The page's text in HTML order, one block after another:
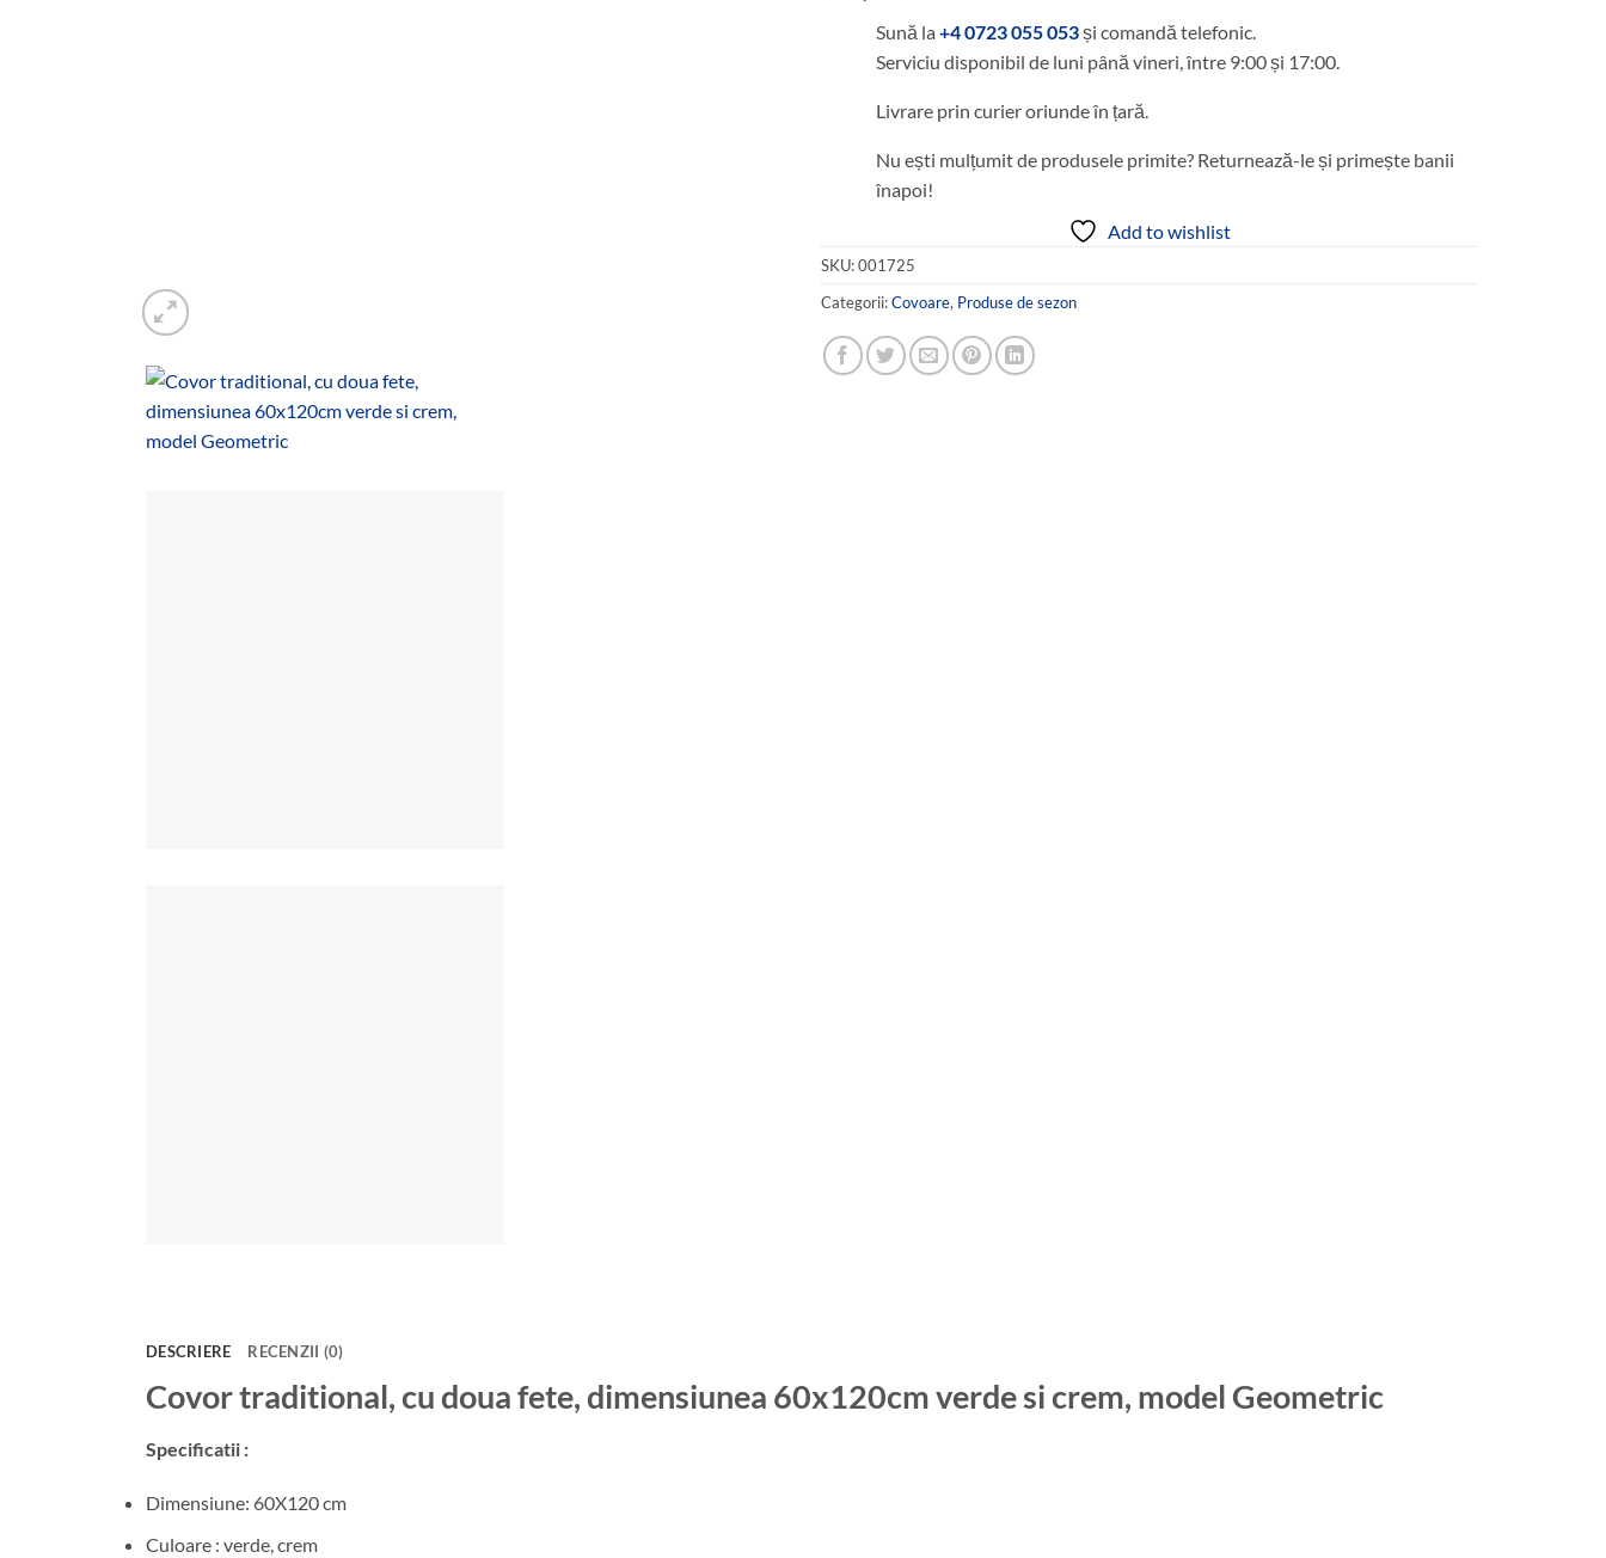
Sună la +4 0723 055 053și comandă telefonic.
Serviciu disponibil de luni până vineri, între 9:00 și 17:00.
Livrare prin curier oriunde în țară.
Nu ești mulțumit de produsele primite? Returnează-le și primește banii
înapoi!
Add to wishlist
SKU:001725
Categorii:Covoare, Produse de sezon
DESCRIERE RECENZII (0)
Covor traditional, cu doua fete, dimensiunea 60x120cm verde si crem, model Geometric
Specificatii :
Dimensiune: 60X120 cm
Culoare : verde, crem